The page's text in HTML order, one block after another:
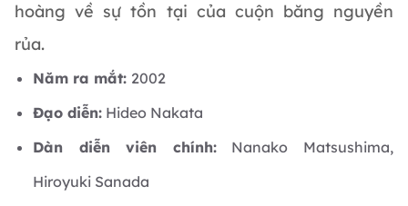
hoàng về sự tồn tại của cuộn băng nguyền
rủa.
Năm ra mắt: 2002
Đạo diễn: Hideo Nakata
Dàn diễn viên chính:Nanako Matsushima,
Hiroyuki Sanada